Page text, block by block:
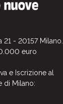
21 - 20157 Milano.
euro
e Iscrizione al
di Milano: